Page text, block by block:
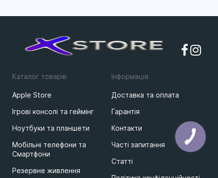
Каталог товарів
Apple Store
Ігрові консолі та геймінг
Ноутбуки та планшети
Мобільні телефони та
Смартфони
Резервне живлення
Iнформацiя
Доставка та оплата
Гарантія
Контакти
Часті запитання
Статті